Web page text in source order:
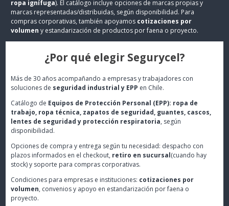
ropa ignífuga). El catálogo incluye opciones de marcas propias y
marcas representadas/distribuidas, según disponibilidad. Para
compras corporativas, también apoyamos cotizaciones por
volumen y estandarización de productos por faena o proyecto.
¿Por qué elegir Segurycel?
Más de 30 años acompañando a empresas y trabajadores con
soluciones de seguridad industrial y EPP en Chile.
Catálogo de Equipos de Protección Personal (EPP): ropa de
trabajo, ropa técnica, zapatos de seguridad, guantes, cascos,
lentes de seguridad y protección respiratoria, según
disponibilidad.
Opciones de compra y entrega según tu necesidad: despacho con
plazos informados en el checkout, retiro en sucursal(cuando hay
stock) y soporte para compras corporativas.
Condiciones para empresas e instituciones: cotizaciones por
volumen, convenios y apoyo en estandarización por faena o
proyecto.